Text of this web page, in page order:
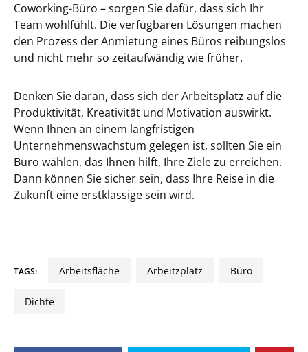
Coworking-Büro – sorgen Sie dafür, dass sich Ihr
Team wohlfühlt. Die verfügbaren Lösungen machen
den Prozess der Anmietung eines Büros reibungslos
und nicht mehr so zeitaufwändig wie früher.
Denken Sie daran, dass sich der Arbeitsplatz auf die
Produktivität, Kreativität und Motivation auswirkt.
Wenn Ihnen an einem langfristigen
Unternehmenswachstum gelegen ist, sollten Sie ein
Büro wählen, das Ihnen hilft, Ihre Ziele zu erreichen.
Dann können Sie sicher sein, dass Ihre Reise in die
Zukunft eine erstklassige sein wird.
TAGS: arbeitsfläche arbeitzplatz Büro
Dichte